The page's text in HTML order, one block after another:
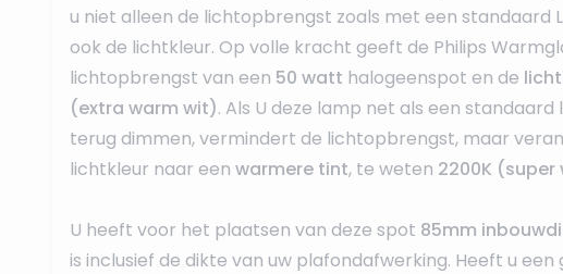
u niet alleen de lichtopbrengst zoals met een standaard
ook de lichtkleur. Op volle kracht geeft de Philips
lichtopbrengst van een 50 watt halogeenspot en de
(extra warm wit). Als U deze lamp net als een
terug dimmen, vermindert de lichtopbrengst, maar
lichtkleur naar een warmere tint, te weten 2200K
U heeft voor het plaatsen van deze spot 85mm
is inclusief de dikte van uw plafondafwerking. Heeft u een